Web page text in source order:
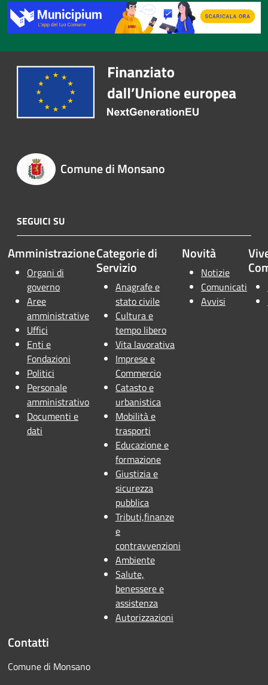
Comune di Monsano
SEGUICI SU
Amministrazione
Organi di
governo
Aree
amministrative
Uffici
Enti e
Fondazioni
Politici
Personale
amministrativo
Documenti e
dati
Categorie di
Servizio
Anagrafe e
stato civile
Cultura e
tempo libero
Vita lavorativa
Imprese e
Commercio
Catasto e
urbanistica
Mobilità e
trasporti
Educazione e
formazione
Giustizia e
sicurezza
pubblica
Tributi,finanze
e
contravvenzioni
Ambiente
Salute,
benessere e
assistenza
Autorizzazioni
Novità
Notizie
Comunicati
Avvisi
Contatti
Comune di Monsano